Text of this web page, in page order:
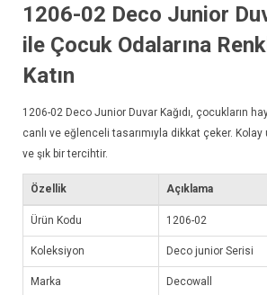
1206-02 Deco Junior
ile Çocuk Odalarına
Katın
1206-02 Deco Junior Duvar Kağıdı , çocukların
canlı ve eğlenceli tasarımıyla dikkat çeker.
ve şık bir tercihtir.
Özellik Açıklama
Ürün Kodu 1206-02
Koleksiyon Deco junior Serisi
Marka Decowall